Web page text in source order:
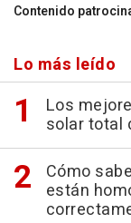
Contenido
Lo más leído
Los
solar total
Cómo
están